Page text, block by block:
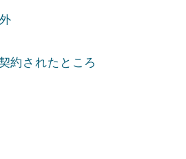
約されたところ